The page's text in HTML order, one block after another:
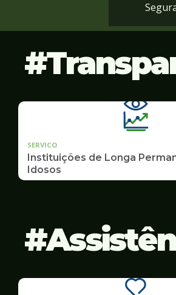
SERVICO
Instituições de Longa
Idosos